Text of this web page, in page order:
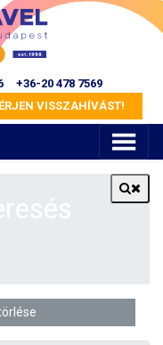
+36-20 478 7569
VISSZAHÍVÁST!